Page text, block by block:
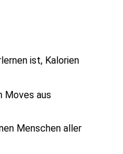
ist, Kalorien
Moves aus
Menschen aller